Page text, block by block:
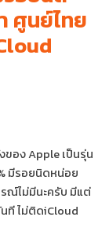
ศูนย์ไทย
อง Apple เป็นรุ่น
มีรอยนิดหน่อย
ณ์ไม่มีนะครับ มีแต่
ที ไม่ติดiCloud